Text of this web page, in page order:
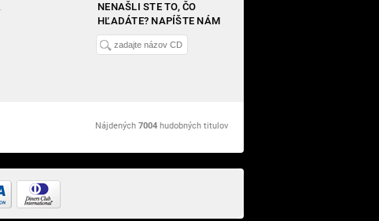
NENAŠLI STE TO, ČO
HĽADÁTE? NAPÍŠTE NÁM
Nájdených 7004 hudobných titulov